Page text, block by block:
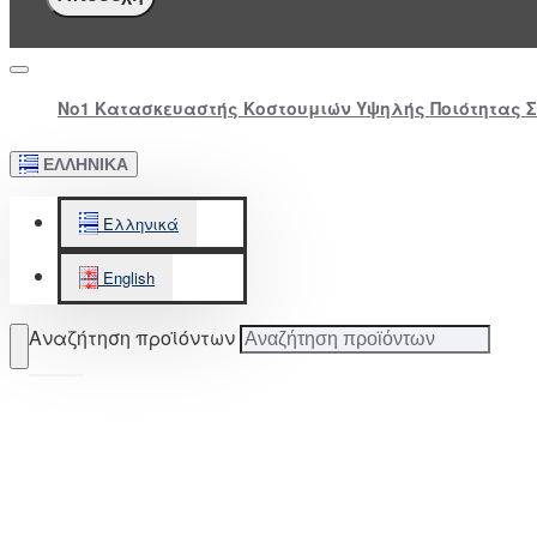
Νο1 Κατασκευαστής Κοστουμιών Υψηλής Ποιότητας
ΕΛΛΗΝΙΚΆ
Ελληνικά
English
Αναζήτηση προϊόντων